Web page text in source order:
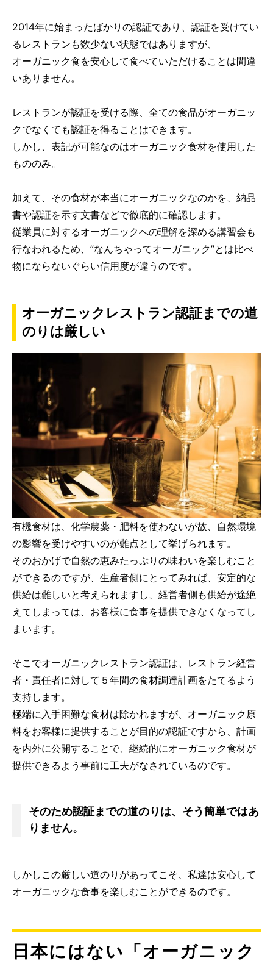
2014年に始まったばかりの認証であり、認証を受けてい
るレストランも数少ない状態ではありますが、
オーガニック食を安心して食べていただけることは間違
いありません。
レストランが認証を受ける際、全ての食品がオーガニッ
クでなくても認証を得ることはできます。
しかし、表記が可能なのはオーガニック食材を使用した
もののみ。
加えて、その食材が本当にオーガニックなのかを、納品
書や認証を示す文書などで徹底的に確認します。
従業員に対するオーガニックへの理解を深める講習会も
行なわれるため、”なんちゃってオーガニック”とは比べ
物にならないぐらい信用度が違うのです。
オーガニックレストラン認証までの道
のりは厳しい
有機食材は、化学農薬・肥料を使わないが故、自然環境
の影響を受けやすいのが難点として挙げられます。
そのおかげで自然の恵みたっぷりの味わいを楽しむこと
ができるのですが、生産者側にとってみれば、安定的な
供給は難しいと考えられますし、経営者側も供給が途絶
えてしまっては、お客様に食事を提供できなくなってし
まいます。
そこでオーガニックレストラン認証は、レストラン経営
者・責任者に対して５年間の食材調達計画をたてるよう
支持します。
極端に入手困難な食材は除かれますが、オーガニック原
料をお客様に提供することが目的の認証ですから、計画
を内外に公開することで、継続的にオーガニック食材が
提供できるよう事前に工夫がなされているのです。
そのため認証までの道のりは、そう簡単ではあ
りません。
しかしこの厳しい道のりがあってこそ、私達は安心して
オーガニックな食事を楽しむことができるのです。
日本にはない「オーガニック